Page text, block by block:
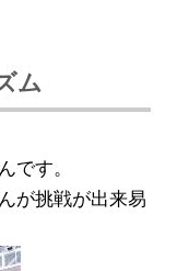
ム
です。
が挑戦が出来易